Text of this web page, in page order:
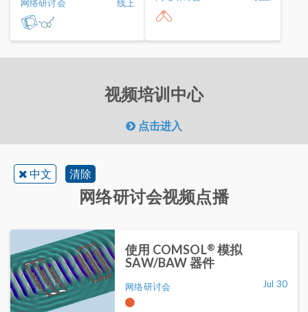
网络研讨会
线上
视频培训中心
点击进入
中文 清除
网络研讨会视频点播
使用 COMSOL® 模拟
SAW/BAW 器件
网络研讨会 Jul 30